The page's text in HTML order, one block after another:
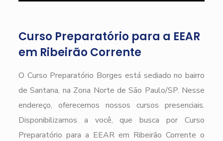
Curso Preparatório para a EEAR
em Ribeirão Corrente
O Curso Preparatório Borges está sediado no bairro
de Santana, na Zona Norte de São Paulo/SP. Nesse
endereço, oferecemos nossos cursos presenciais.
Disponibilizamos a você, que busca por Curso
Preparatório para a EEAR em Ribeirão Corrente o